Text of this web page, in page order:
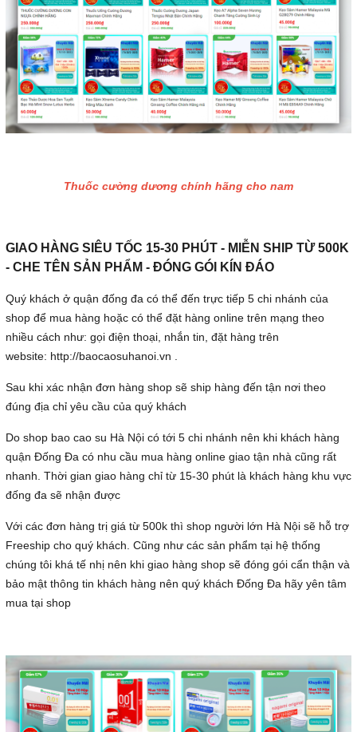
Thuốc cường dương chính hãng cho nam
GIAO HÀNG SIÊU TỐC 15-30 PHÚT - MIỄN SHIP TỪ 500K
- CHE TÊN SẢN PHẨM - ĐÓNG GÓI KÍN ĐÁO
Quý khách ở quận đống đa có thể đến trực tiếp 5 chi nhánh của
shop để mua hàng hoặc có thể đặt hàng online trên mạng theo
nhiều cách như: gọi điện thoại, nhắn tin, đặt hàng trên
website: http://baocaosuhanoi.vn .
Sau khi xác nhận đơn hàng shop sẽ ship hàng đến tận nơi theo
đúng địa chỉ yêu cầu của quý khách
Do shop bao cao su Hà Nội có tới 5 chi nhánh nên khi khách hàng
quận Đống Đa có nhu cầu mua hàng online giao tận nhà cũng rất
nhanh. Thời gian giao hàng chỉ từ 15-30 phút là khách hàng khu vực
đống đa sẽ nhận được
Với các đơn hàng trị giá từ 500k thì shop người lớn Hà Nội sẽ hỗ trợ
Freeship cho quý khách. Cũng như các sản phẩm tại hệ thống
chúng tôi khá tế nhị nên khi giao hàng shop sẽ đóng gói cẩn thận và
bảo mật thông tin khách hàng nên quý khách Đống Đa hãy yên tâm
mua tại shop